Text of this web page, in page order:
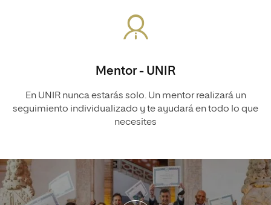
Mentor - UNIR
En UNIR nunca estarás solo. Un mentor realizará un
seguimiento individualizado y te ayudará en todo lo que
necesites